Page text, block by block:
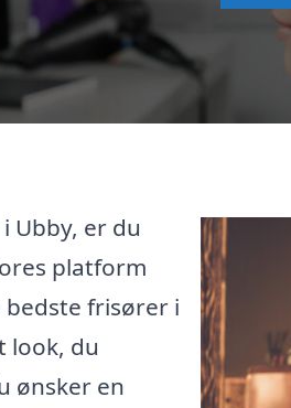
Ubby, er du
platform
frisører i
look, du
ønsker en